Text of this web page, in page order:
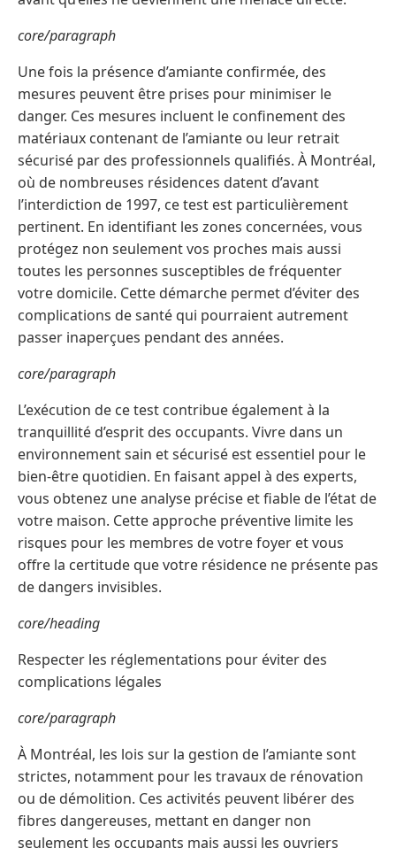
core/paragraph
Une fois la présence d’amiante confirmée, des
mesures peuvent être prises pour minimiser le
danger. Ces mesures incluent le confinement des
matériaux contenant de l’amiante ou leur retrait
sécurisé par des professionnels qualifiés. À Montréal,
où de nombreuses résidences datent d’avant
l’interdiction de 1997, ce test est particulièrement
pertinent. En identifiant les zones concernées, vous
protégez non seulement vos proches mais aussi
toutes les personnes susceptibles de fréquenter
votre domicile. Cette démarche permet d’éviter des
complications de santé qui pourraient autrement
passer inaperçues pendant des années.
core/paragraph
L’exécution de ce test contribue également à la
tranquillité d’esprit des occupants. Vivre dans un
environnement sain et sécurisé est essentiel pour le
bien-être quotidien. En faisant appel à des experts,
vous obtenez une analyse précise et fiable de l’état de
votre maison. Cette approche préventive limite les
risques pour les membres de votre foyer et vous
offre la certitude que votre résidence ne présente pas
de dangers invisibles.
core/heading
Respecter les réglementations pour éviter des
complications légales
core/paragraph
À Montréal, les lois sur la gestion de l’amiante sont
strictes, notamment pour les travaux de rénovation
ou de démolition. Ces activités peuvent libérer des
fibres dangereuses, mettant en danger non
seulement les occupants mais aussi les ouvriers